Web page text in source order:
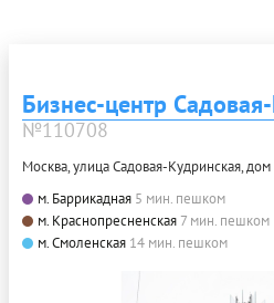
Бизнес-центр
№110708
Москва, улица Садовая-Кудринская, дом
м. Баррикадная 5 мин. пешком
м. Краснопресненская 7 мин. пешком
м. Смоленская 14 мин. пешком